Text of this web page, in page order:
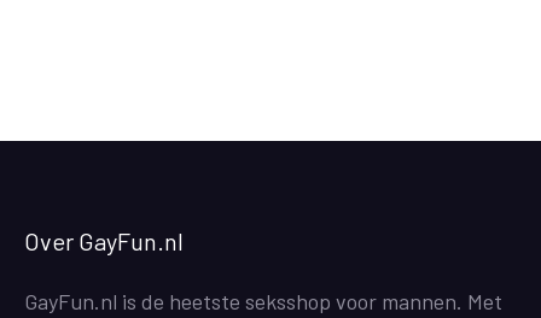
Over GayFun.nl
GayFun.nl is de heetste seksshop voor mannen. Met